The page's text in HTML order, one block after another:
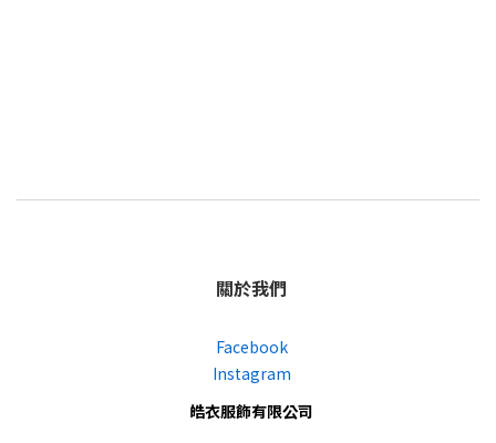
關於我們
Facebook
Instagram
皓衣服飾有限公司